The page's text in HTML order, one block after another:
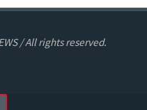
/ All rights reserved.